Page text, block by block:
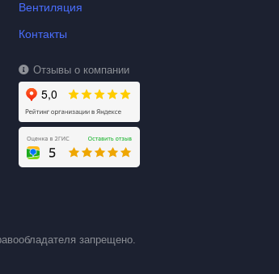
Вентиляция
Контакты
Отзывы о компании
запрещено.